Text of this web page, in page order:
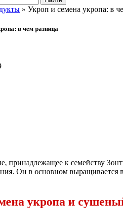
» Укроп и семена укропа: в
в чем разница
принадлежащее к семейству
Он в основном выращивается
укропа и